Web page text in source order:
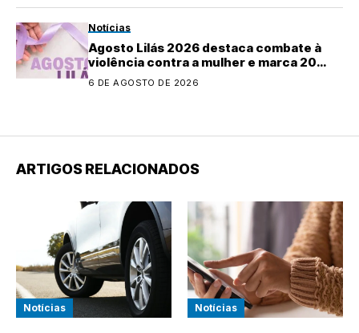
Notícias
Agosto Lilás 2026 destaca combate à
violência contra a mulher e marca 20
anos da Lei Maria da Penha
6 DE AGOSTO DE 2026
ARTIGOS RELACIONADOS
Notícias Notícias